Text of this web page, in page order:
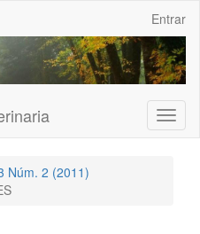
Entrar
Núm. 2 (2011)